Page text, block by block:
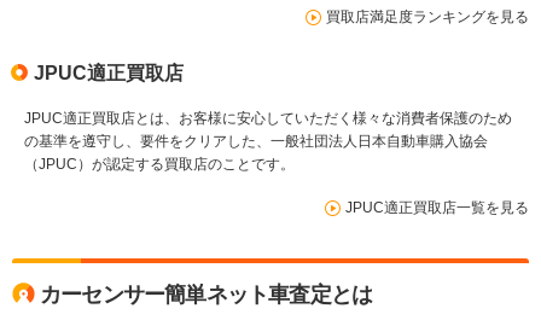
買取店満足度ランキングを見る
JPUC適正買取店
JPUC適正買取店とは、お客様に安心していただく様々な消費者保護のため
の基準を遵守し、要件をクリアした、一般社団法人日本自動車購入協会
（JPUC）が認定する買取店のことです。
JPUC適正買取店一覧を見る
カーセンサー簡単ネット車査定とは